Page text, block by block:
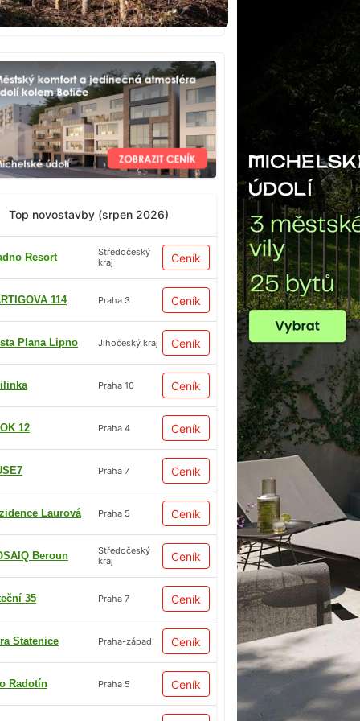
Top novostavby (srpen 2026)
Resort
Středočeský
kraj
Ceník
114 Praha 3 Ceník
Plana Lipno Jihočeský kraj Ceník
Praha 10 Ceník
12 Praha 4 Ceník
Praha 7 Ceník
Laurová Praha 5 Ceník
Beroun
Středočeský
kraj
Ceník
35 Praha 7 Ceník
Statenice Praha-západ Ceník
Radotín Praha 5 Ceník